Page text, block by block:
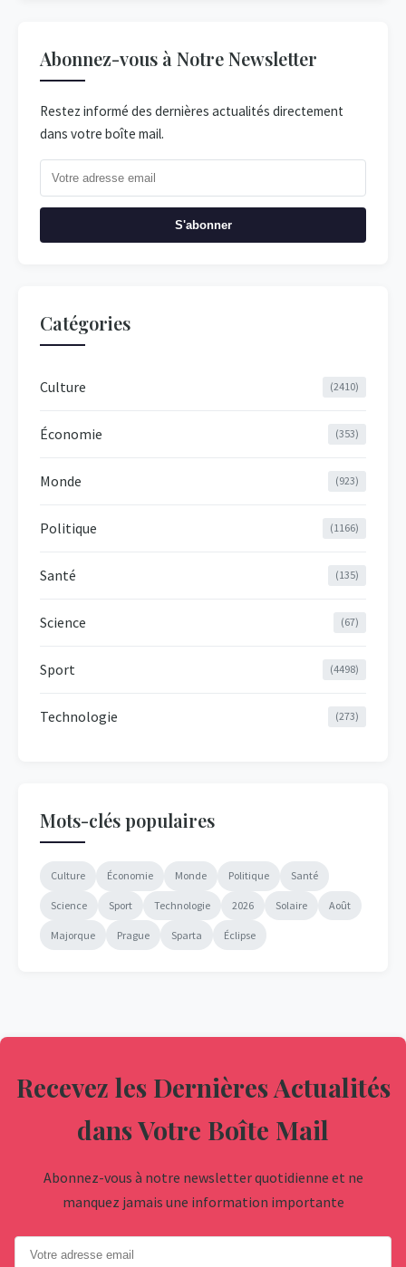
Abonnez-vous à Notre Newsletter
Restez informé des dernières actualités directement
dans votre boîte mail.
S'abonner
Catégories
Culture (2410)
Économie (353)
Monde (923)
Politique (1166)
Santé (135)
Science (67)
Sport (4498)
Technologie (273)
Mots-clés populaires
Culture Économie Monde Politique Santé
Science Sport Technologie 2026 Solaire Août
Majorque Prague Sparta Éclipse
Recevez les Dernières Actualités
dans Votre Boîte Mail
Abonnez-vous à notre newsletter quotidienne et ne
manquez jamais une information importante